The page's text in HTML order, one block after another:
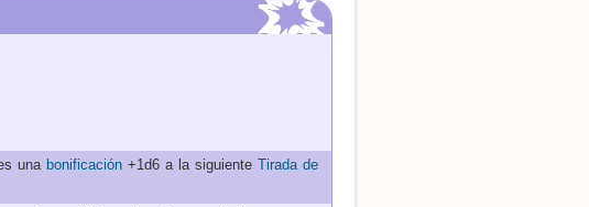
una bonificación +1d6 a la siguiente Tirada de